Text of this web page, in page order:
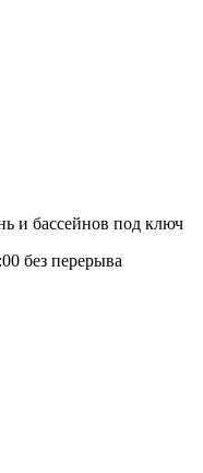
и бассейнов под ключ
без перерыва